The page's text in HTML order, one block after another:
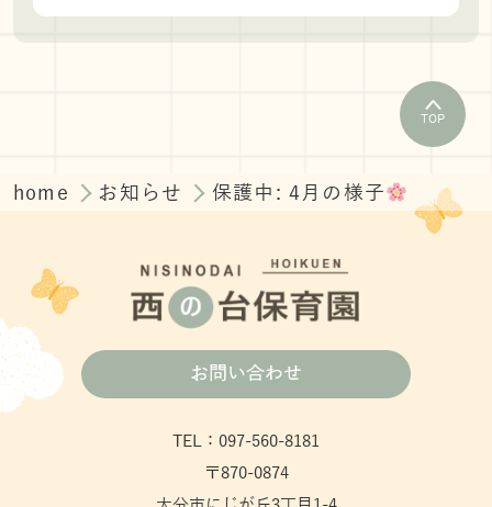
TOP
home お知らせ 保護中: 4月の様子
お問い合わせ
TEL：097-560-8181
〒870-0874